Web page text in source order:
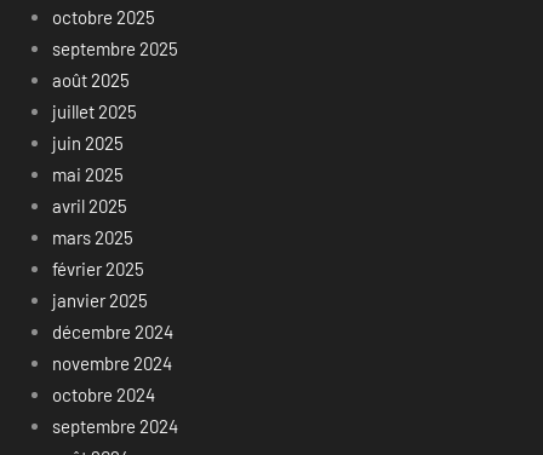
octobre 2025
septembre 2025
août 2025
juillet 2025
juin 2025
mai 2025
avril 2025
mars 2025
février 2025
janvier 2025
décembre 2024
novembre 2024
octobre 2024
septembre 2024